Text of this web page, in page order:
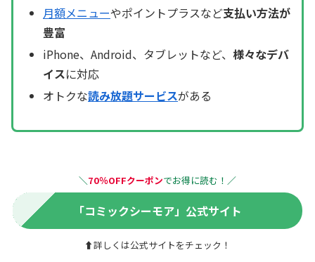
月額メニューやポイントプラスなど支払い方法が
豊富
iPhone、Android、タブレットなど、 様々なデバ
イスに対応
オトクな読み放題サービスがある
＼70％OFFクーポンでお得に読む！ ／
「コミックシーモア」公式サイト
⬆詳しくは公式サイトをチェック！